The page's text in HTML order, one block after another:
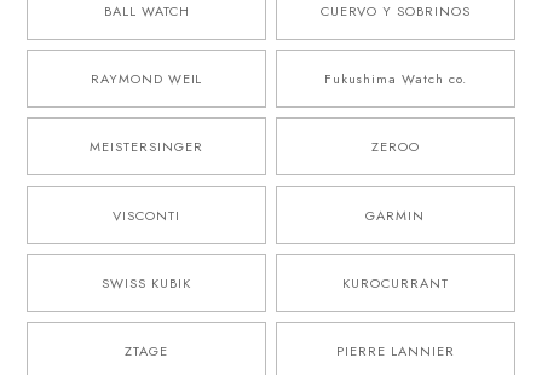
BALL WATCH CUERVO Y SOBRINOS
RAYMOND WEIL Fukushima Watch co.
MEISTERSINGER ZEROO
VISCONTI GARMIN
SWISS KUBIK KUROCURRANT
ZTAGE PIERRE LANNIER